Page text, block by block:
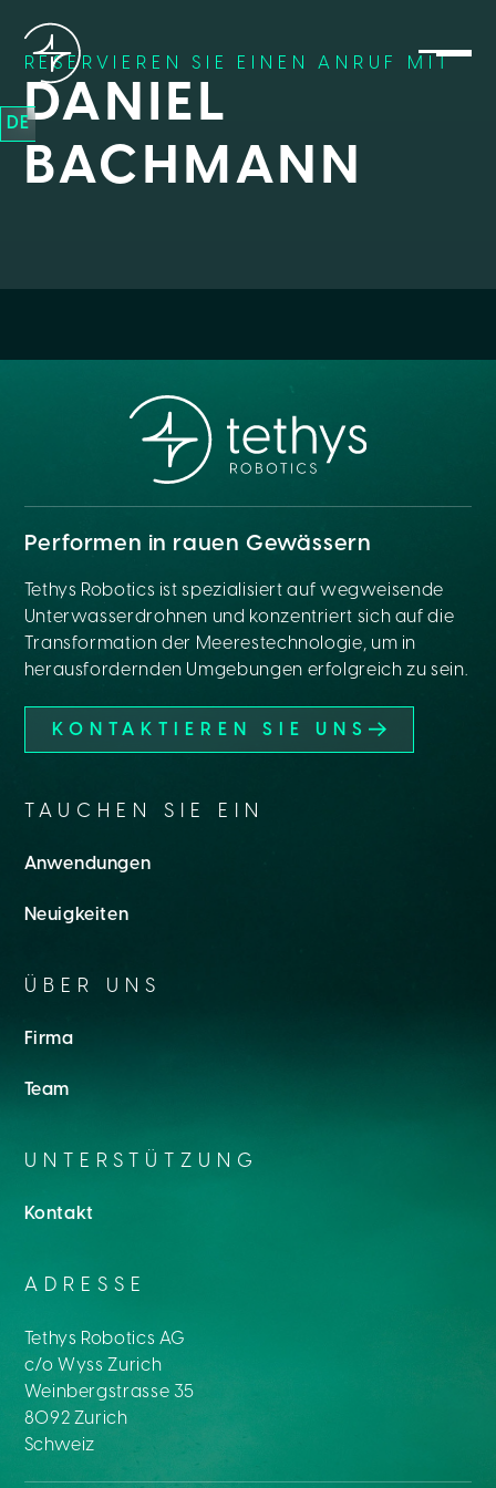
DE
RESERVIEREN SIE EINEN ANRUF MIT
DANIEL
BACHMANN
Performen in rauen Gewässern
Tethys Robotics ist spezialisiert auf wegweisende
Unterwasserdrohnen und konzentriert sich auf die
Transformation der Meerestechnologie, um in
herausfordernden Umgebungen erfolgreich zu sein.
KONTAKTIEREN SIE UNS
TAUCHEN SIE EIN
Anwendungen
Neuigkeiten
ÜBER UNS
Firma
Team
UNTERSTÜTZUNG
Kontakt
ADRESSE
Tethys Robotics AG
c/o Wyss Zurich
Weinbergstrasse 35
8092 Zurich
Schweiz